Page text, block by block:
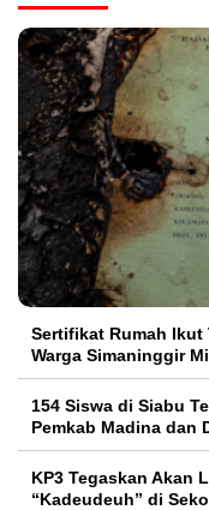
Sertifikat Rumah Ikut
Warga Simaninggir
154 Siswa di Siabu
Pemkab Madina dan
KP3 Tegaskan Akan
“Kadeudeuh” di